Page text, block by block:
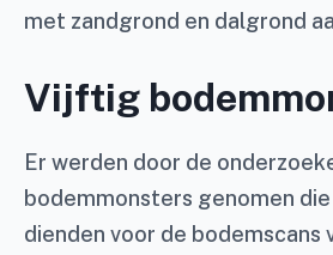
met zandgrond en dalgrond
Vijftig
Er werden door de
bodemmonsters genomen
dienden voor de bodemscans